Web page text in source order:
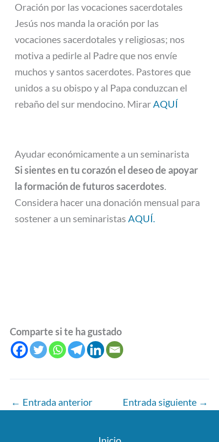
Oración por las vocaciones sacerdotales
Jesús nos manda la oración por las
vocaciones sacerdotales y religiosas; nos
motiva a pedirle al Padre que nos envíe
muchos y santos sacerdotes. Pastores que
unidos a su obispo y al Papa conduzcan el
rebaño del sur mendocino. MirarAQUÍ
Ayudar económicamente a un seminarista
Si sientes en tu corazón el deseo de apoyar
la formación de futuros sacerdotes.
Considera hacer una donación mensual para
sostener a un seminaristas AQUÍ.
Comparte si te ha gustado
← Entrada anterior Entrada siguiente →